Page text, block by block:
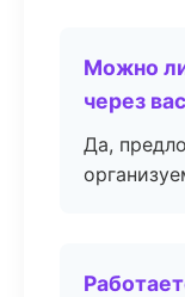
Можно
через
Да,